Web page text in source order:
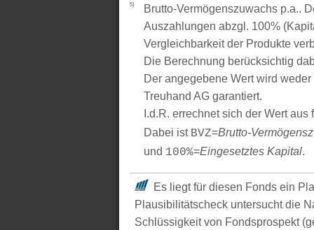
5)
Brutto-Vermögenszuwachs p.a..
Auszahlungen abzgl. 100%
Vergleichbarkeit der Produkte
Die Berechnung berücksichtig
Der angegebene Wert wird
Treuhand AG garantiert.
I.d.R. errechnet sich der Wert
Dabei ist BVZ=Brutto-
und 100%=Eingesetztes Kapital.
Es liegt für diesen Fonds ein
Plausibilitätscheck untersucht die
Schlüssigkeit von Fondsprospekt